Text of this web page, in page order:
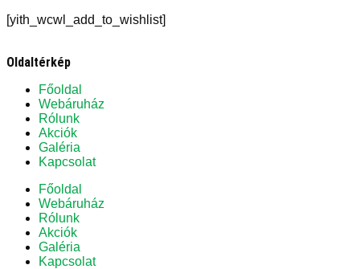
[yith_wcwl_add_to_wishlist]
Oldaltérkép
Főoldal
Webáruház
Rólunk
Akciók
Galéria
Kapcsolat
Főoldal
Webáruház
Rólunk
Akciók
Galéria
Kapcsolat